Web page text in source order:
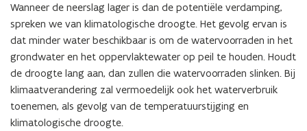
Wanneer de neerslag lager is dan de potentiële verdamping,
spreken we van klimatologische droogte. Het gevolg ervan is
dat minder water beschikbaar is om de watervoorraden in het
grondwater en het oppervlaktewater op peil te houden. Houdt
de droogte lang aan, dan zullen die watervoorraden slinken. Bij
klimaatverandering zal vermoedelijk ook het waterverbruik
toenemen, als gevolg van de temperatuurstijging en
klimatologische droogte.